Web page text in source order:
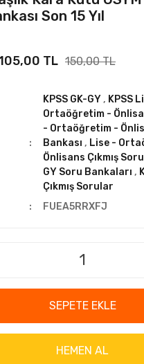
Son 15 Yıl
TL 150,00 TL
KPSS GK-GY, KPSS
Ortaöğretim -
- Ortaöğretim -
Bankası , Lise -
Önlisans Çıkmış
GY Soru Bankaları ,
Çıkmış Sorular
FUEA5RRXFJ
SEPETE EKLE
HEMEN AL